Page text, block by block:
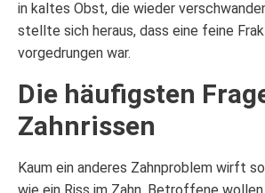
in kaltes Obst, die wieder
stellte sich heraus, dass eine feine
vorgedrungen war.
Die häufigsten
Zahnrissen
Kaum ein anderes Zahnproblem wirft